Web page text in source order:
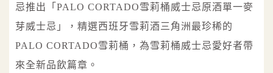
忌推出「PALO CORTADO雪莉桶威士忌原酒單一麥
芽威士忌」，精選西班牙雪莉酒三角洲最珍稀的
PALO CORTADO雪莉桶，為雪莉桶威士忌愛好者帶
來全新品飲篇章。